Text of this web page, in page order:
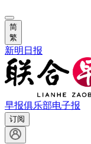
简
繁
新明日报
早报俱乐部电子报
订阅